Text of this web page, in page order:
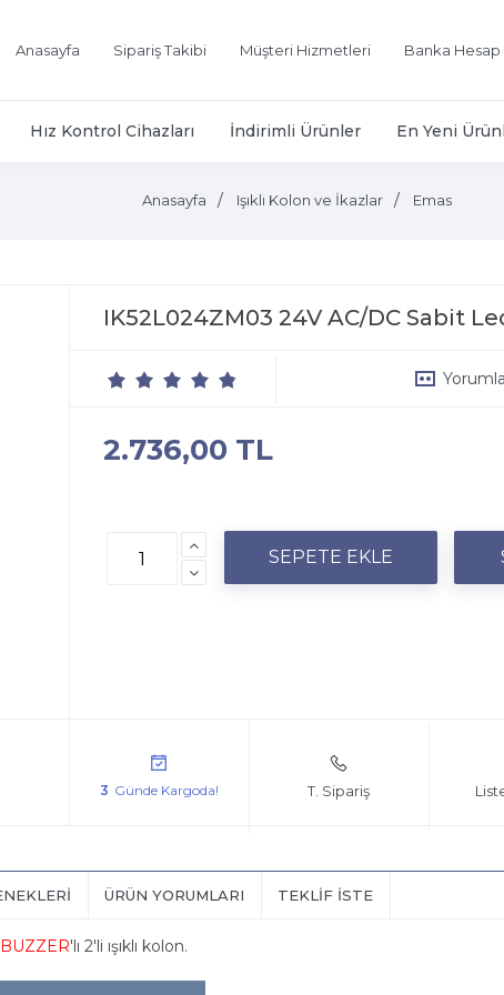
Anasayfa Sipariş Takibi Müşteri Hizmetleri Banka Hesap
Hız Kontrol Cihazları İndirimli Ürünler En Yeni
Anasayfa Işıklı Kolon ve İkazlar Emas
IK52L024ZM03 24V AC/DC Sabit
2.736,00 TL
3 T. Sipariş
ÜRÜN YORUMLARI TEKLIF İSTE
BUZZER'lı 2'li ışıklı kolon.